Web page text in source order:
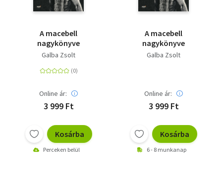
A macebell
nagykönyve
Galba Zsolt
Online ár:
3 999 Ft
Kosárba
Perceken belül
A macebell
nagykönyve
Galba Zsolt
Online ár:
3 999 Ft
Kosárba
6 - 8 munkanap